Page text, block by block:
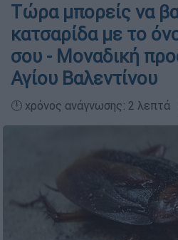
Τώρα μπορείς να
κατσαρίδα με το
σου - Μοναδική
Αγίου Βαλεντίνου
🕛 χρόνος ανάγνωσης: 2 λεπτά